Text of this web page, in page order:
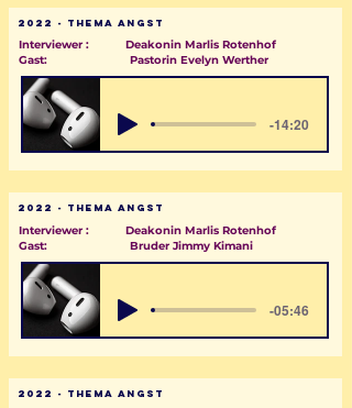
2022 - Thema Angst
Interviewer : Deakonin Marlis Rotenhof
Gast: Pastorin Evelyn Werther
-14:20
2022 - Thema Angst
Interviewer : Deakonin Marlis Rotenhof
Gast: Bruder Jimmy Kimani
-05:46
2022 - Thema Angst